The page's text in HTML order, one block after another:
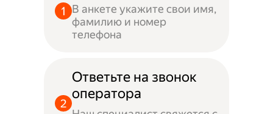
В анкете укажите свои имя,
фамилию и номер
телефона
Ответьте на звонок
оператора